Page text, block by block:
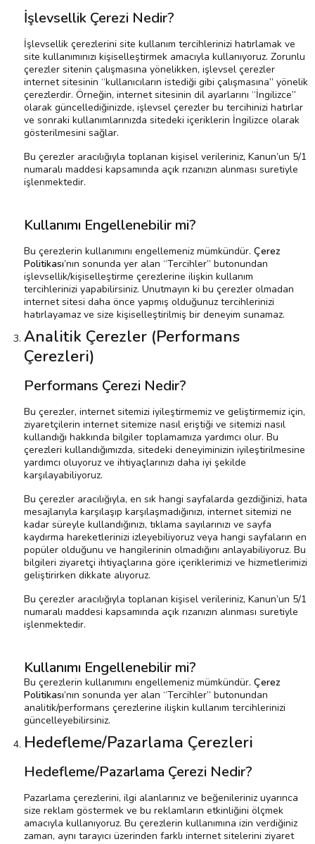
İşlevsellik Çerezi Nedir?
İşlevsellik çerezlerini site kullanım tercihlerinizi hatırlamak ve
site kullanımınızı kişiselleştirmek amacıyla kullanıyoruz. Zorunlu
çerezler sitenin çalışmasına yönelikken, işlevsel çerezler
internet sitesinin “kullanıcıların istediği gibi çalışmasına” yönelik
çerezlerdir. Örneğin, internet sitesinin dil ayarlarını “İngilizce”
olarak güncellediğinizde, işlevsel çerezler bu tercihinizi hatırlar
ve sonraki kullanımlarınızda sitedeki içeriklerin İngilizce olarak
gösterilmesini sağlar.
Bu çerezler aracılığıyla toplanan kişisel verileriniz, Kanun’un 5/1
numaralı maddesi kapsamında açık rızanızın alınması suretiyle
işlenmektedir.
Kullanımı Engellenebilir mi?
Bu çerezlerin kullanımını engellemeniz mümkündür. Çerez
Politikası’nın sonunda yer alan “Tercihler” butonundan
işlevsellik/kişiselleştirme çerezlerine ilişkin kullanım
tercihlerinizi yapabilirsiniz. Unutmayın ki bu çerezler olmadan
internet sitesi daha önce yapmış olduğunuz tercihlerinizi
hatırlayamaz ve size kişiselleştirilmiş bir deneyim sunamaz.
Analitik Çerezler (Performans
Çerezleri)
Performans Çerezi Nedir?
Bu çerezler, internet sitemizi iyileştirmemiz ve geliştirmemiz için,
ziyaretçilerin internet sitemize nasıl eriştiği ve sitemizi nasıl
kullandığı hakkında bilgiler toplamamıza yardımcı olur. Bu
çerezleri kullandığımızda, sitedeki deneyiminizin iyileştirilmesine
yardımcı oluyoruz ve ihtiyaçlarınızı daha iyi şekilde
karşılayabiliyoruz.
Bu çerezler aracılığıyla, en sık hangi sayfalarda gezdiğinizi, hata
mesajlarıyla karşılaşıp karşılaşmadığınızı, internet sitemizi ne
kadar süreyle kullandığınızı, tıklama sayılarınızı ve sayfa
kaydırma hareketlerinizi izleyebiliyoruz veya hangi sayfaların en
popüler olduğunu ve hangilerinin olmadığını anlayabiliyoruz. Bu
bilgileri ziyaretçi ihtiyaçlarına göre içeriklerimizi ve hizmetlerimizi
geliştirirken dikkate alıyoruz.
Bu çerezler aracılığıyla toplanan kişisel verileriniz, Kanun’un 5/1
numaralı maddesi kapsamında açık rızanızın alınması suretiyle
işlenmektedir.
Kullanımı Engellenebilir mi?
Bu çerezlerin kullanımını engellemeniz mümkündür. Çerez
Politikası’nın sonunda yer alan “Tercihler” butonundan
analitik/performans çerezlerine ilişkin kullanım tercihlerinizi
güncelleyebilirsiniz.
Hedefleme/Pazarlama Çerezleri
Hedefleme/Pazarlama Çerezi Nedir?
Pazarlama çerezlerini, ilgi alanlarınız ve beğenileriniz uyarınca
size reklam göstermek ve bu reklamların etkinliğini ölçmek
amacıyla kullanıyoruz. Bu çerezlerin kullanımına izin verdiğiniz
zaman, aynı tarayıcı üzerinden farklı internet sitelerini ziyaret